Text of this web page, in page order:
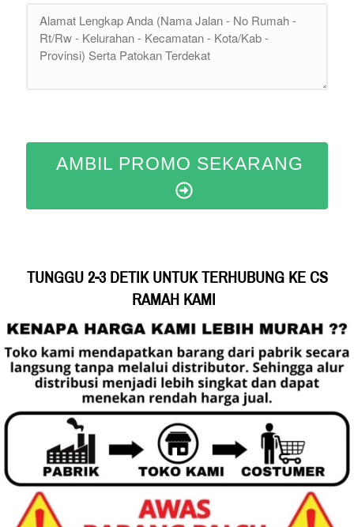
AMBIL PROMO SEKARANG
TUNGGU 2-3 DETIK UNTUK TERHUBUNG KE CS
RAMAH KAMI